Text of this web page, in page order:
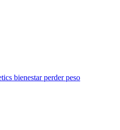
bienestarperder peso